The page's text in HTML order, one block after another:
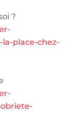
?
place-chez-